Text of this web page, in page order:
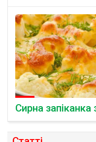
Cирна запіканка